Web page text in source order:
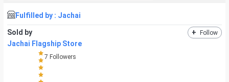
Fulfilled by : Jachai
Sold by + Follow
Jachai Flagship Store
7 Followers